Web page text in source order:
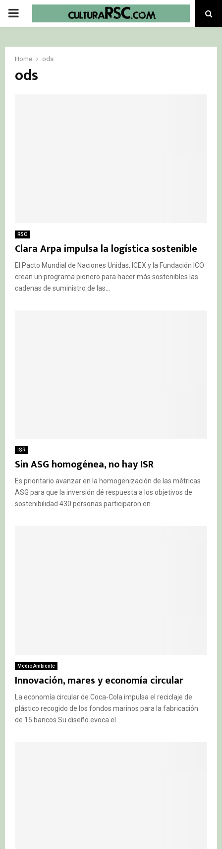
PRIMARY
Home ods
ods
RSC
Clara Arpa impulsa la logística sostenible
El Pacto Mundial de Naciones Unidas, ICEX y la Fundación ICO
crean un programa pionero para hacer más sostenibles las
cadenas de suministro de las...
ISR
Sin ASG homogénea, no hay ISR
Es prioritario avanzar en la homogenización de las métricas
ASG para que la inversión dé respuesta a los objetivos de
sostenibilidad 430 personas participaron en...
Medio Ambiente
Innovación, mares y economía circular
La economía circular de Coca-Cola impulsa el reciclaje de
plástico recogido de los fondos marinos para la fabricación
de 15 bancos Su diseño evoca el...